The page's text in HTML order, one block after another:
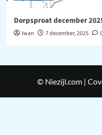
Dorpsproat december
Iwan 7 december, 2025
© Niezijl.com |